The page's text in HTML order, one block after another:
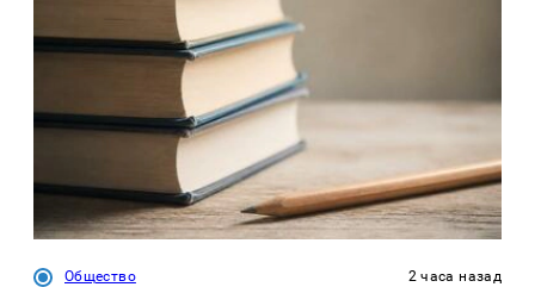
Общество 2 часа назад